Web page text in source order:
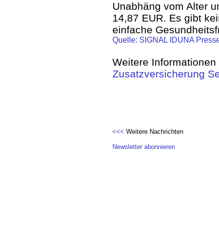
Unabhäng vom Alter
14,87 EUR. Es gibt
einfache
Quelle: SIGNAL IDUNA
Weitere
Zusatzversicherung
<<< Weitere Nachrichten
Newsletter abonnieren